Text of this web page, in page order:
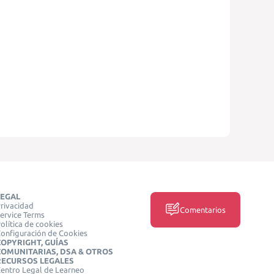
Terms
de cookies
de Cookies
GUÍAS
DSA & OTROS
LEGALES
Legal de Learneo
Comentarios